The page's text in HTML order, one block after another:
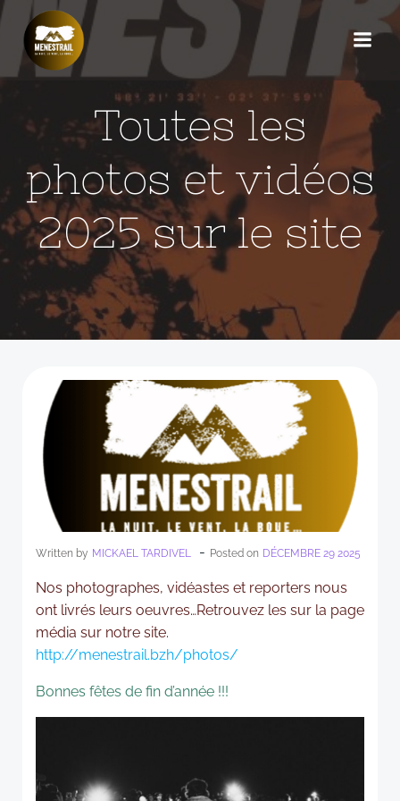
contenu
Toutes les
photos et vidéos
2025 sur le site
Written by MICKAEL TARDIVEL - Posted on DÉCEMBRE 29 2025
Nos photographes, vidéastes et reporters nous
ont livrés leurs oeuvres…Retrouvez les sur la page
média sur notre site.
http://menestrail.bzh/photos/
Bonnes fêtes de fin d’année !!!